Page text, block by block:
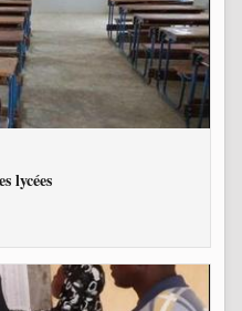
lycées